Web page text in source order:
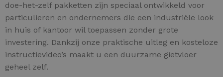
doe-het-zelf pakketten zijn speciaal ontwikkeld voor
particulieren en ondernemers die een industriële look
in huis of kantoor wil toepassen zonder grote
investering. Dankzij onze praktische uitleg en kosteloze
instructievideo’s maakt u een duurzame gietvloer
geheel zelf.